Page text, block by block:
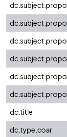
dc.title
dc.type.coar